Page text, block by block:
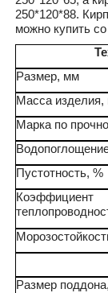
250*120*88.
можно купить
Размер, мм
Масса изделия,
Марка по
Пустотность, %
Коэффициент
Размер